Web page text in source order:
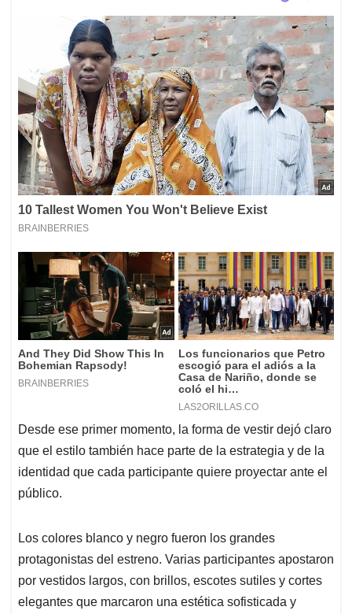
Desde ese primer momento, la forma de vestir dejó claro
que el estilo también hace parte de la estrategia y de la
identidad que cada participante quiere proyectar ante el
público.
Los colores blanco y negro fueron los grandes
protagonistas del estreno. Varias participantes apostaron
por vestidos largos, con brillos, escotes sutiles y cortes
elegantes que marcaron una estética sofisticada y